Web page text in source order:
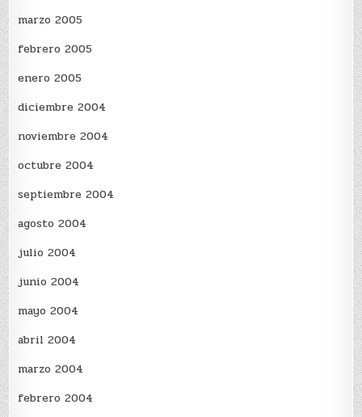
marzo 2005
febrero 2005
enero 2005
diciembre 2004
noviembre 2004
octubre 2004
septiembre 2004
agosto 2004
julio 2004
junio 2004
mayo 2004
abril 2004
marzo 2004
febrero 2004